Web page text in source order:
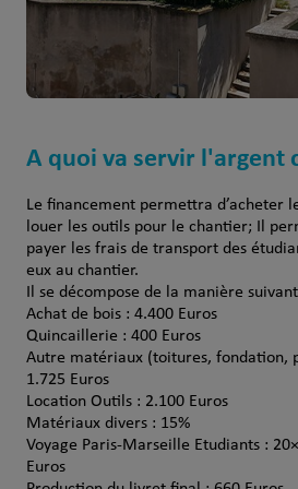
A quoi va servir l'argent
Le financement permettra d’acheter
louer les outils pour le chantier; Il
payer les frais de transport des
eux au chantier.
Il se décompose de la manière
Achat de bois : 4.400 Euros
Quincaillerie : 400 Euros
Autre matériaux (toitures, fondation,
1.725 Euros
Location Outils : 2.100 Euros
Matériaux divers : 15%
Voyage Paris-Marseille Etudiants :
Euros